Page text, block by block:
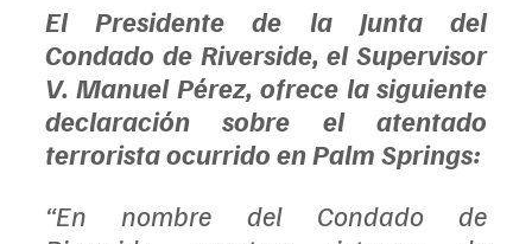
El Presidente de la Junta del
Condado de Riverside, el Supervisor
V. Manuel Pérez, ofrece la siguiente
declaración sobre el atentado
terrorista ocurrido en Palm Springs:
“En nombre del Condado de